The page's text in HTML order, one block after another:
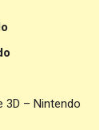
3D – Nintendo